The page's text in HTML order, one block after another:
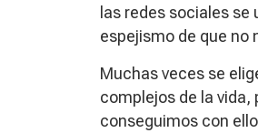
las redes sociales se
espejismo de que no
Muchas veces se
complejos de la
conseguimos con